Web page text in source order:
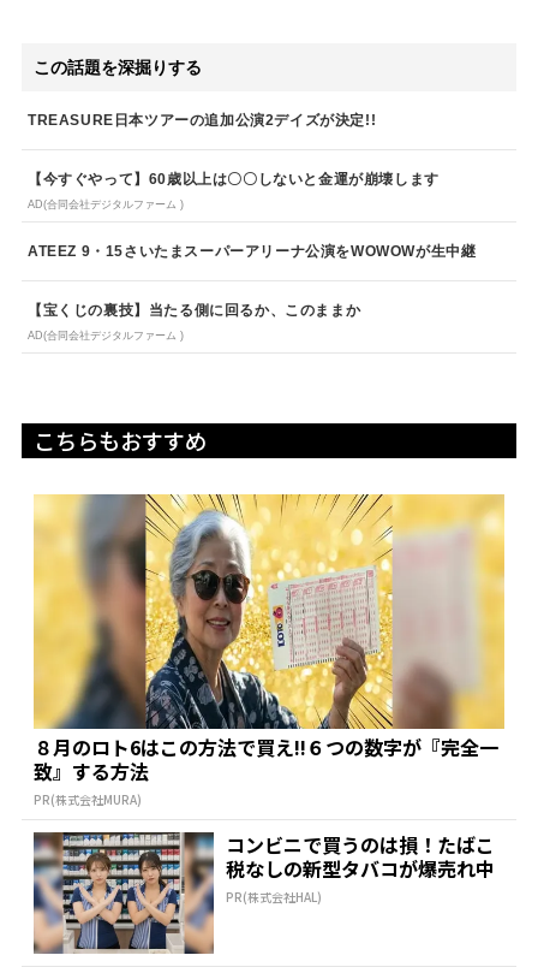
この話題を深掘りする
TREASURE日本ツアーの追加公演2デイズが決定!!
【今すぐやって】60歳以上は〇〇しないと金運が崩壊します
AD(合同会社デジタルファーム )
ATEEZ 9・15さいたまスーパーアリーナ公演をWOWOWが生中継
【宝くじの裏技】当たる側に回るか、このままか
AD(合同会社デジタルファーム )
こちらもおすすめ
８月のロト6はこの方法で買え!!６つの数字が『完全一
致』する方法
PR(株式会社MURA)
コンビニで買うのは損！たばこ
税なしの新型タバコが爆売れ中
PR(株式会社HAL)